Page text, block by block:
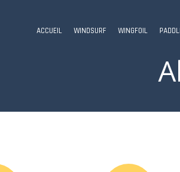
ACCUEIL WINDSURF WINGFOIL